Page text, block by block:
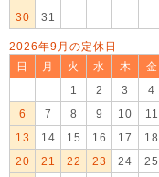
30
31
2026年9月の定休日
日
月 火 水 木 金
1
2 3 4
6
7 8 9 10 11
13
14 15 16 17 18
20
21 22 23 24 25